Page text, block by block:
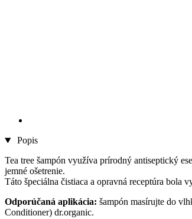
Popis
Tea tree šampón využíva prírodný antiseptický
jemné ošetrenie.
Táto špeciálna čistiaca a opravná receptúra
Odporúčaná aplikácia: šampón masírujte do
Conditioner) dr.organic.